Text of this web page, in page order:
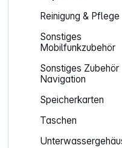
Reinigung & Pflege
Sonstiges
Mobilfunkzubehör
Sonstiges Zubehör
Navigation
Speicherkarten
Taschen